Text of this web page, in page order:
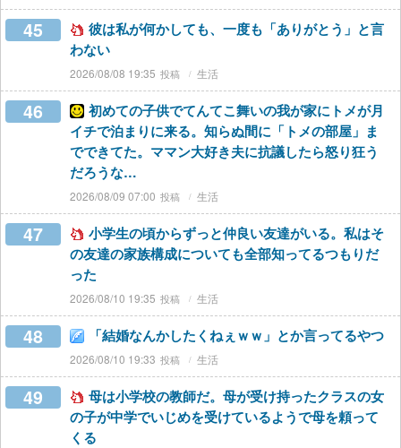
45
彼は私が何かしても、一度も「ありがとう」と言
わない
2026/08/08 19:35 生活
46
初めての子供でてんてこ舞いの我が家にトメが月
イチで泊まりに来る。知らぬ間に「トメの部屋」ま
でできてた。ママン大好き夫に抗議したら怒り狂う
だろうな…
2026/08/09 07:00 生活
47
小学生の頃からずっと仲良い友達がいる。私はそ
の友達の家族構成についても全部知ってるつもりだ
った
2026/08/10 19:35 生活
48 「結婚なんかしたくねぇｗｗ」とか言ってるやつ
2026/08/10 19:33 生活
49
母は小学校の教師だ。母が受け持ったクラスの女
の子が中学でいじめを受けているようで母を頼って
くる